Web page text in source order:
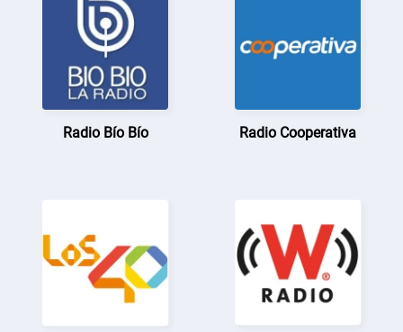
Radio Bío Bío Radio Cooperativa